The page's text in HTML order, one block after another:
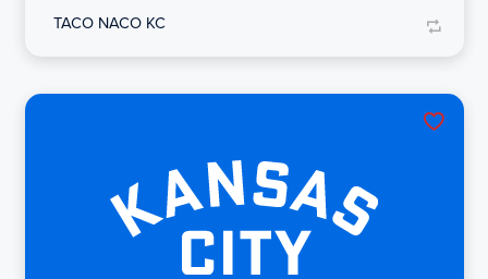
TACO NACO KC